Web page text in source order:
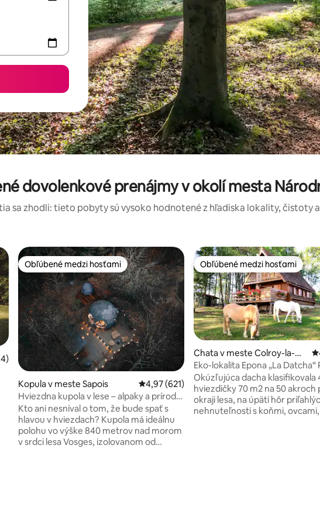
dovolenkové prenájmy v okolí mesta
sa zhodli: tieto pobyty sú vysoko hodnotené z hľadiska lokality, čistoty
ohodnotenie 5 z 5, počet hodnotení: 114
Obľúbené medzi hosťami
Obľúbené medzi hosťami
Kopula v meste Sapois Priemerné ohodnotenie 4,97 z 5, počet
4,97 (621)
Hviezdna kupola v lese – alpaky a príroda
Gérardmer
Kto ani nesníval o tom, že bude spať s
hlavou v hviezdach? Kupola má ideálnu
polohu vo výške 840 metrov nad morom
v srdci lesa Vosges, izolovanom od
Obľúbené medzi hosťami
Obľúbené medzi hosťami
Chata v meste Colroy-la-Gr
ande
Eko-lokalita Epona „La
park Vogézy
Okúzľujúca dacha klasifikovala
hviezdičky 70 m2 na 50 akroch
okraji lesa, na úpätí hôr
nehnuteľnosti s koňmi,